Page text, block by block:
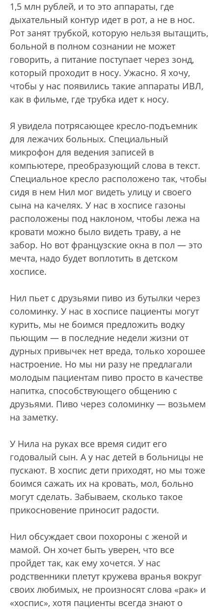
1,5 млн рублей, и то это аппараты, где
дыхательный контур идет в рот, а не в нос.
Рот занят трубкой, которую нельзя вытащить,
больной в полном сознании не может
говорить, а питание поступает через зонд,
который проходит в носу. Ужасно. Я хочу,
чтобы у нас появились такие аппараты ИВЛ,
как в фильме, где трубка идет к носу.
Я увидела потрясающее кресло-подъемник
для лежачих больных. Специальный
микрофон для ведения записей в
компьютере, преобразующий слова в текст.
Специальное кресло расположено так, чтобы
сидя в нем Нил мог видеть улицу и своего
сына на качелях. У нас в хосписе газоны
расположены под наклоном, чтобы лежа на
кровати можно было видеть траву, а не
забор. Но вот французские окна в пол — это
мечта, надо будет воплотить в детском
хосписе.
Нил пьет с друзьями пиво из бутылки через
соломинку. У нас в хосписе пациенты могут
курить, мы не боимся предложить водку
пьющим — в последние недели жизни от
дурных привычек нет вреда, только хорошее
настроение. Но мы ни разу не предлагали
молодым пациентам пиво просто в качестве
напитка, способствующего общению с
друзьями. Пиво через соломинку — возьмем
на заметку.
У Нила на руках все время сидит его
годовалый сын. А у нас детей в больницы не
пускают. В хоспис дети приходят, но мы тоже
боимся сажать их на кровать, мол, больно
могут сделать. Забываем, сколько такое
прикосновение приносит радости.
Нил обсуждает свои похороны с женой и
мамой. Он хочет быть уверен, что все
пройдет так, как ему хочется. У нас
родственники плетут кружева вранья вокруг
своих любимых, не произносят слова «рак» и
«хоспис», хотя пациенты всегда знают о